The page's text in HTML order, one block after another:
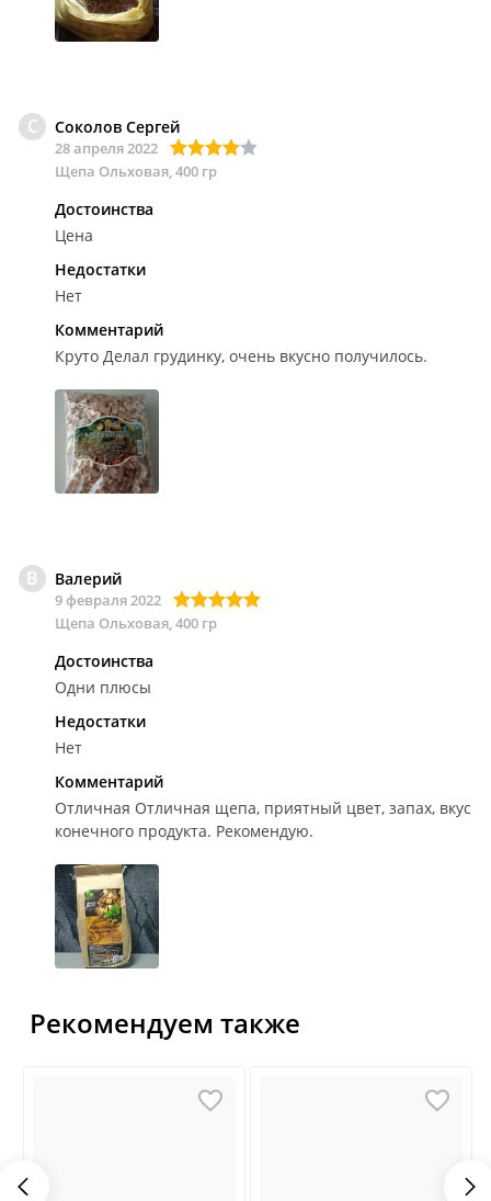
С Соколов Сергей
28 апреля 2022
Щепа Ольховая, 400 гр
Достоинства
Цена
Недостатки
Нет
Комментарий
Круто Делал грудинку, очень вкусно получилось.
В Валерий
9 февраля 2022
Щепа Ольховая, 400 гр
Достоинства
Одни плюсы
Недостатки
Нет
Комментарий
Отличная Отличная щепа, приятный цвет, запах, вкус
конечного продукта. Рекомендую.
Рекомендуем также